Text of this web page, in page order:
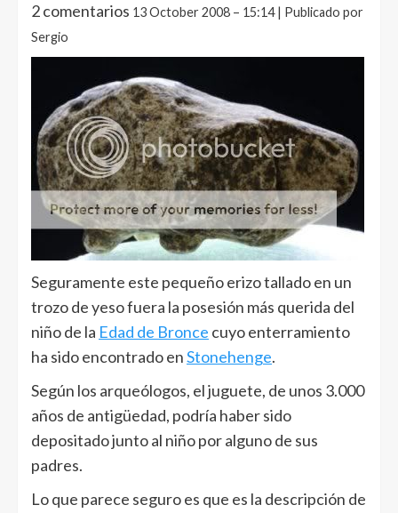
2 comentarios 13 October 2008 – 15:14 | Publicado por
Sergio
Seguramente este pequeño erizo tallado en un
trozo de yeso fuera la posesión más querida del
niño de la Edad de Bronce cuyo enterramiento
ha sido encontrado enStonehenge.
Según los arqueólogos, el juguete, de unos 3.000
años de antigüedad, podría haber sido
depositado junto al niño por alguno de sus
padres.
Lo que parece seguro es que es la descripción de